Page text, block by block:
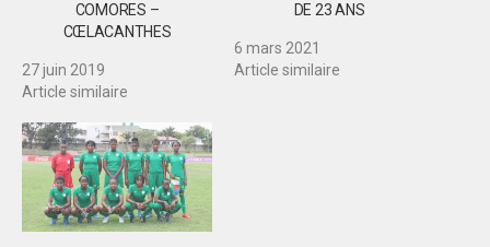
COMORES –
CŒLACANTHES
27 juin 2019
Article similaire
DE 23 ANS
6 mars 2021
Article similaire